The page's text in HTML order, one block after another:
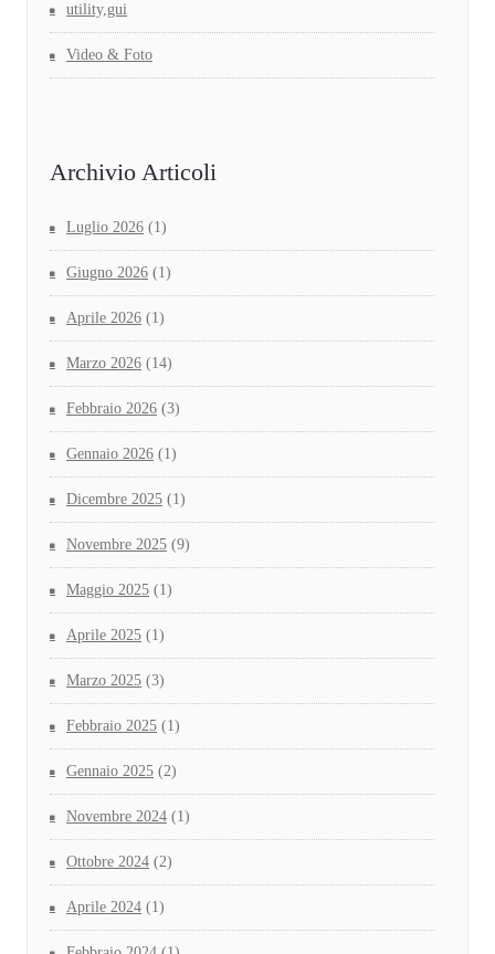
utility,gui
Video & Foto
Archivio Articoli
Luglio 2026 (1)
Giugno 2026 (1)
Aprile 2026 (1)
Marzo 2026 (14)
Febbraio 2026 (3)
Gennaio 2026 (1)
Dicembre 2025 (1)
Novembre 2025 (9)
Maggio 2025 (1)
Aprile 2025 (1)
Marzo 2025 (3)
Febbraio 2025 (1)
Gennaio 2025 (2)
Novembre 2024 (1)
Ottobre 2024 (2)
Aprile 2024 (1)